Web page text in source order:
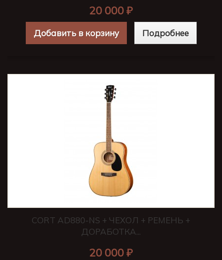
20 000 ₽
Добавить в корзину Подробнее
CORT AD880-NS + ЧЕХОЛ + РЕМЕНЬ +
ДОРАБОТКА...
20 000 ₽